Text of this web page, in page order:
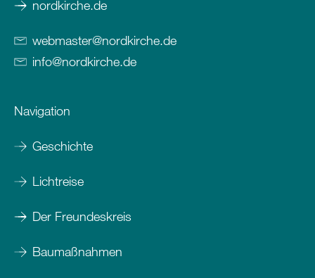
nordkirche.de
webmaster@nordkirche.de
info@nordkirche.de
Navigation
Geschichte
Lichtreise
Der Freundeskreis
Baumaßnahmen